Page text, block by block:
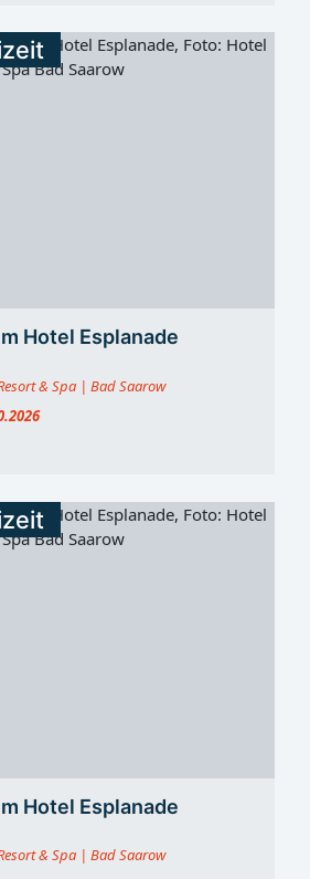
Hotel Esplanade
& Spa | Bad Saarow
Hotel Esplanade
& Spa | Bad Saarow